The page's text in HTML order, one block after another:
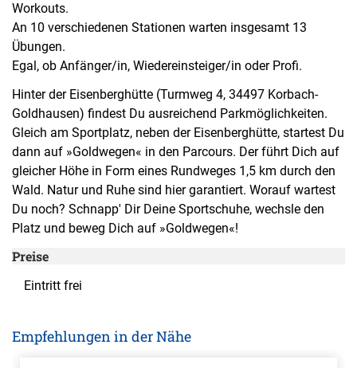
Workouts.
An 10 verschiedenen Stationen warten insgesamt 13
Übungen.
Egal, ob Anfänger/in, Wiedereinsteiger/in oder Profi.
Hinter der Eisenberghütte (Turmweg 4, 34497 Korbach-
Goldhausen) findest Du ausreichend Parkmöglichkeiten.
Gleich am Sportplatz, neben der Eisenberghütte, startest Du
dann auf »Goldwegen« in den Parcours. Der führt Dich auf
gleicher Höhe in Form eines Rundweges 1,5 km durch den
Wald. Natur und Ruhe sind hier garantiert. Worauf wartest
Du noch? Schnapp' Dir Deine Sportschuhe, wechsle den
Platz und beweg Dich auf »Goldwegen«!
Preise
Eintritt frei
Empfehlungen in der Nähe